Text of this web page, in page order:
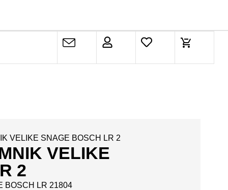
VELIKE SNAGE BOSCH LR 2
VELIKE
2
BOSCH LR 21804